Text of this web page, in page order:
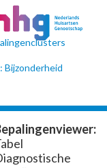
Bijzonderheid